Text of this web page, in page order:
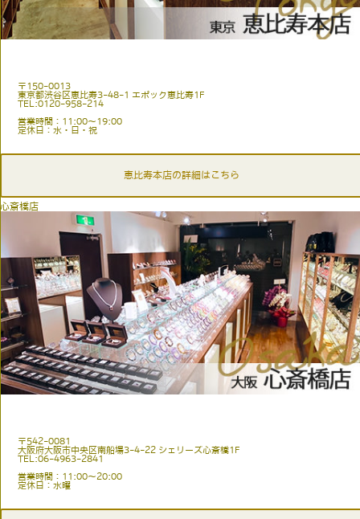
〒150-0013
東京都渋谷区恵比寿3-48-1 エポック恵比寿1F
TEL:0120-958-214
営業時間：11:00〜19:00
定休日：水・日・祝
恵比寿本店の詳細はこちら
心斎橋店
〒542-0081
大阪府大阪市中央区南船場3-4-22 シェリーズ心斎橋1F
TEL:06-4963-2841
営業時間：11:00〜20:00
定休日：水曜